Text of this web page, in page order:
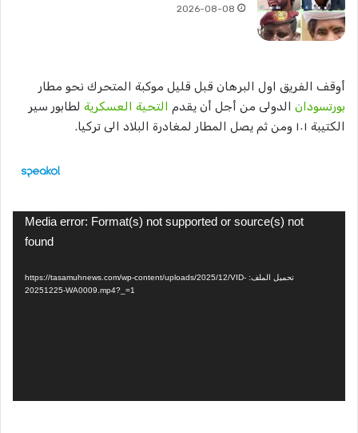
2026-08-08
أوقف الفريق اول البرهان قبل قليل موكبة المتحرك نحو مطار
بورتسودان الدولى من أجل أن يقدم التحية العسكرية لطابور سير
الكتيبة ١٠١ ومن ثم يصل المطار لمغادرة البلاد الى تركيا.
Media error: Format(s) not supported or source(s) not
found
تحميل الملف: https://tasamuhnews.com/wp-content/uploads/2025/12/VID-
20251225-WA0009.mp4?_=1